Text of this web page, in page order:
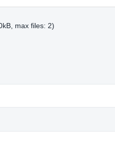
max files: 2)